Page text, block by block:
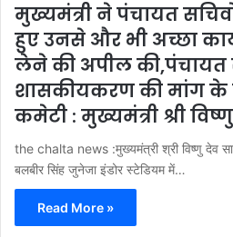
मुख्यमंत्री ने पंचायत
हुए उनसे और भी अच्छा
लेने की अपील की,पंचायत
शासकीयकरण की मांग
कमेटी : मुख्यमंत्री श्री
the chalta news :मुख्यमंत्री श्री विष्णु देव
बलबीर सिंह जुनेजा इंडोर स्टेडियम में…
Read More »